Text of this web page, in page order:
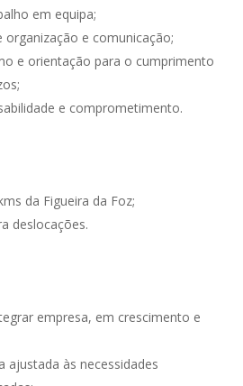
em equipa;
organização e comunicação;
e orientação para o cumprimento
e comprometimento.
da Figueira da Foz;
deslocações.
empresa, em crescimento e
ajustada às necessidades